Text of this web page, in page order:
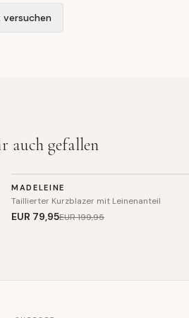
versuchen
auch gefallen
SALE
BLAZER
MADELEINE
Taillierter Kurzblazer mit Leinenanteil
EUR 79,95EUR 199,95